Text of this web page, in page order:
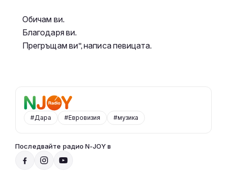
Обичам ви.
Благодаря ви.
Прегръщам ви", написа певицата.
#Дара #Евровизия #музика
Последвайте радио N-JOY в
17:00 - 20:00